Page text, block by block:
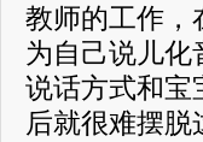
教师的工作，
为自己说儿化
说话方式和宝
后就很难摆脱